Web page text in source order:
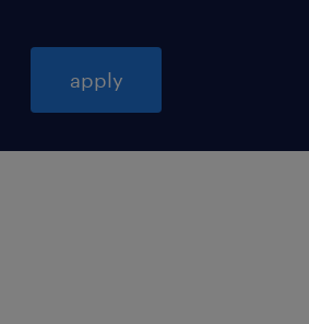
apply